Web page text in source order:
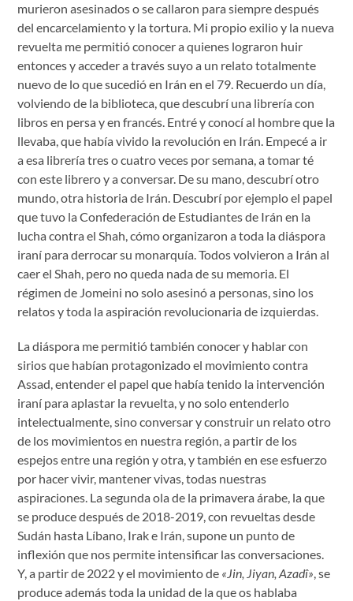
murieron asesinados o se callaron para siempre después
del encarcelamiento y la tortura. Mi propio exilio y la nueva
revuelta me permitió conocer a quienes lograron huir
entonces y acceder a través suyo a un relato totalmente
nuevo de lo que sucedió en Irán en el 79. Recuerdo un día,
volviendo de la biblioteca, que descubrí una librería con
libros en persa y en francés. Entré y conocí al hombre que la
llevaba, que había vivido la revolución en Irán. Empecé a ir
a esa librería tres o cuatro veces por semana, a tomar té
con este librero y a conversar. De su mano, descubrí otro
mundo, otra historia de Irán. Descubrí por ejemplo el papel
que tuvo la Confederación de Estudiantes de Irán en la
lucha contra el Shah, cómo organizaron a toda la diáspora
iraní para derrocar su monarquía. Todos volvieron a Irán al
caer el Shah, pero no queda nada de su memoria. El
régimen de Jomeini no solo asesinó a personas, sino los
relatos y toda la aspiración revolucionaria de izquierdas.
La diáspora me permitió también conocer y hablar con
sirios que habían protagonizado el movimiento contra
Assad, entender el papel que había tenido la intervención
iraní para aplastar la revuelta, y no solo entenderlo
intelectualmente, sino conversar y construir un relato otro
de los movimientos en nuestra región, a partir de los
espejos entre una región y otra, y también en ese esfuerzo
por hacer vivir, mantener vivas, todas nuestras
aspiraciones. La segunda ola de la primavera árabe, la que
se produce después de 2018-2019, con revueltas desde
Sudán hasta Líbano, Irak e Irán, supone un punto de
inflexión que nos permite intensificar las conversaciones.
Y, a partir de 2022 y el movimiento de «Jin, Jiyan, Azadî», se
produce además toda la unidad de la que os hablaba